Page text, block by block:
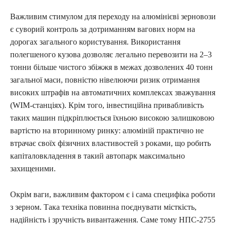
Важливим стимулом для переходу на алюмінієві зерновози
є суворий контроль за дотриманням вагових норм на
дорогах загального користування. Використання
полегшеного кузова дозволяє легально перевозити на 2–3
тонни більше чистого збіжжя в межах дозволених 40 тонн
загальної маси, повністю нівелюючи ризик отримання
високих штрафів на автоматичних комплексах зважування
(WIM-станціях). Крім того, інвестиційна привабливість
таких машин підкріплюється їхньою високою залишковою
вартістю на вторинному ринку: алюміній практично не
втрачає своїх фізичних властивостей з роками, що робить
капіталовкладення в такий автопарк максимально
захищеними.
Окрім ваги, важливим фактором є і сама специфіка роботи
з зерном. Така техніка повинна поєднувати місткість,
надійність і зручність вивантаження. Саме тому НПС-2755